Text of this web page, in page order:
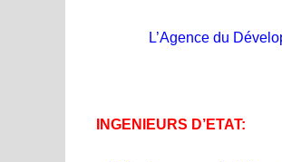
L’Agence du
INGENIEURS D’ETAT: